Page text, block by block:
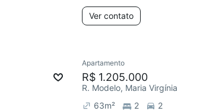
Ver contato
Apartamento
R$ 1.205.000
R. Modelo, Maria Virgínia
63m² 2 2